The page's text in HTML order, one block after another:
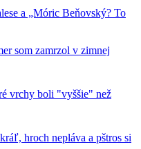
a „Móric Beňovský? To
som zamrzol v zimnej
vrchy boli "vyššie" než
hroch nepláva a pštros si